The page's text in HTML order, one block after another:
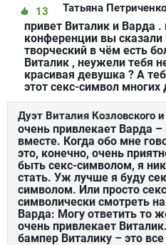
Татьяна
13
привет Виталик и Варда .
конференции вы сказали
творческий в чём есть
Виталик , неужели тебя
красивая девушка ? А
этот секс-символ многих
Дуэт Виталия Козловского
очень привлекает Варда
вместе. Когда обо мне
это, конечно, очень
быть секс-символом, я
стать. Уж лучше я буду
символом. Или просто
символически смотреть
Варда: Могу ответить то
очень привлекает
бампер Виталику – это